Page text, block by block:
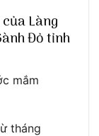
Làng
Đỏ tỉnh
mắm
tháng